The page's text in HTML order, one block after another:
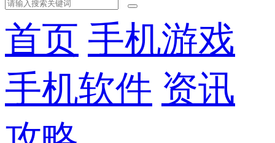
首页 手机游戏
手机软件 资讯